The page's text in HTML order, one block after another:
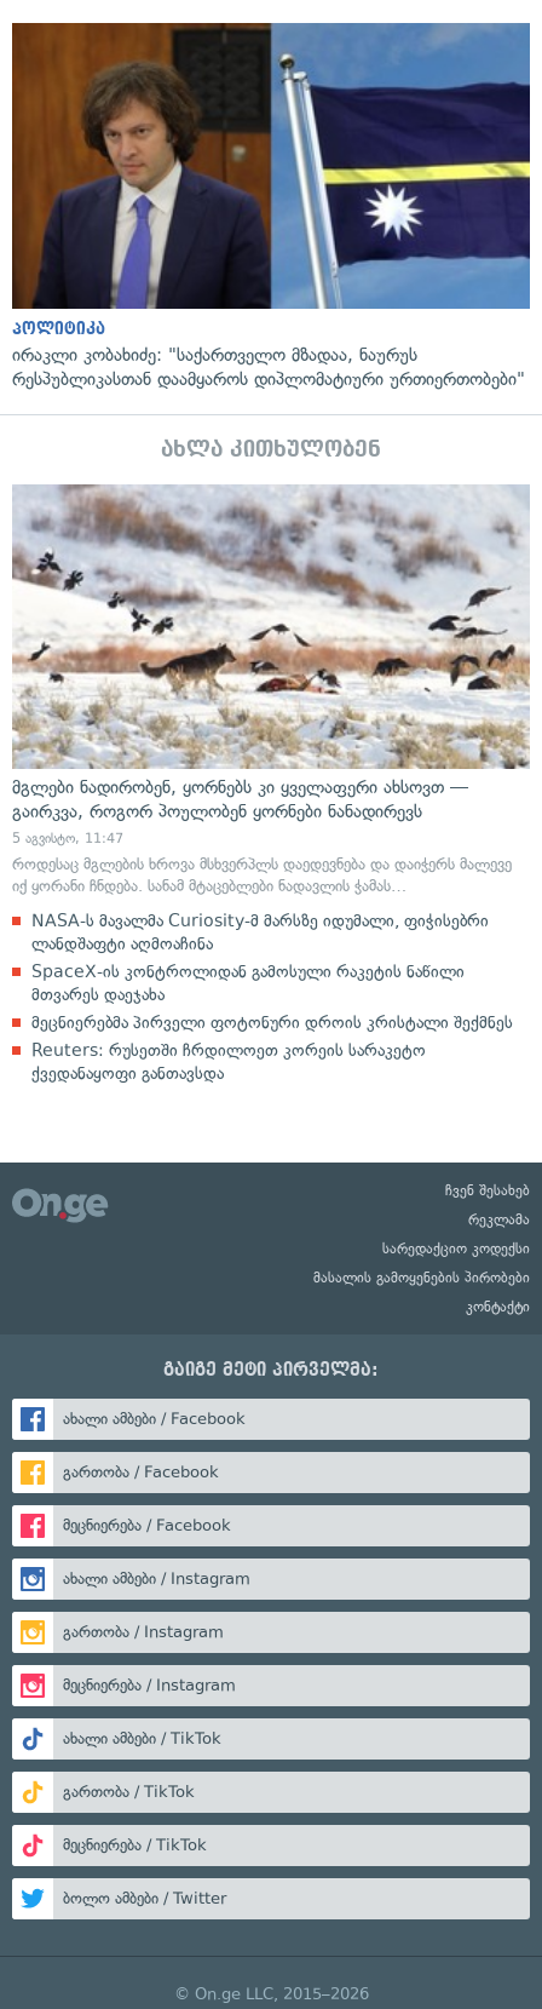
პოლიტიკა
ირაკლი კობახიძე: "საქართველო მზადაა, ნაურუს
რესპუბლიკასთან დაამყაროს დიპლომატიური ურთიერთობები"
ახლა კითხულობენ
მგლები ნადირობენ, ყორნებს კი ყველაფერი ახსოვთ —
გაირკვა, როგორ პოულობენ ყორნები ნანადირევს
5 აგვისტო, 11:47
როდესაც მგლების ხროვა მსხვერპლს დაედევნება და დაიჭერს მალევე
იქ ყორანი ჩნდება. სანამ მტაცებლები ნადავლის ჭამას…
NASA-ს მავალმა Curiosity-მ მარსზე იდუმალი, ფიჭისებრი
ლანდშაფტი აღმოაჩინა
SpaceX-ის კონტროლიდან გამოსული რაკეტის ნაწილი
მთვარეს დაეჯახა
მეცნიერებმა პირველი ფოტონური დროის კრისტალი შექმნეს
Reuters: რუსეთში ჩრდილოეთ კორეის სარაკეტო
ქვედანაყოფი განთავსდა
ჩვენ შესახებ
რეკლამა
სარედაქციო კოდექსი
მასალის გამოყენების პირობები
კონტაქტი
გაიგე მეტი პირველმა:
ახალი ამბები / Facebook
გართობა / Facebook
მეცნიერება / Facebook
ახალი ამბები / Instagram
გართობა / Instagram
მეცნიერება / Instagram
ახალი ამბები / TikTok
გართობა / TikTok
მეცნიერება / TikTok
ბოლო ამბები / Twitter
© On.ge LLC, 2015–2026